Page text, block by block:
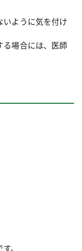
いように気を付け
る場合には、医師
。